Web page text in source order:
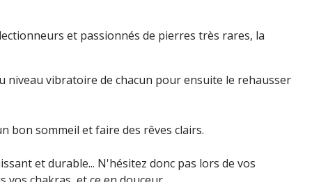
et passionnés de pierres très rares, la
vibratoire de chacun pour ensuite le rehausser
bon sommeil et faire des rêves clairs.
et durable... N'hésitez donc pas lors de vos